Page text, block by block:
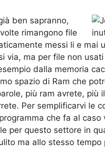
ben sapranno,
rimangono file
messi li e mai
via, ma per file non
dalla memoria
spazio di Ram che
più ram avrete, più
Per semplificarvi le
che fa al
per questo settore in
ma allo stesso